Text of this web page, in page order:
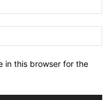
in this browser for the